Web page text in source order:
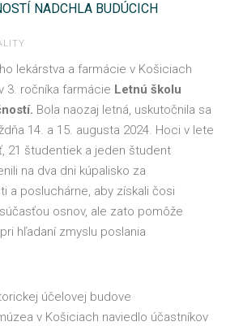
NADCHLA BUDÚCICH
lekárstva a farmácie v Košiciach
3. ročníka farmácie Letnú školu
Bola naozaj letná, uskutočnila sa
14. a 15. augusta 2024. Hoci v lete
21 študentiek a jeden študent
na dva dni kúpalisko za
a posluchárne, aby získali čosi
osnov, ale zato pomôže
hľadaní zmyslu poslania
účelovej budove
v Košiciach naviedlo účastníkov